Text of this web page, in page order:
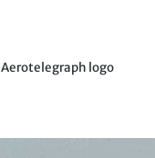
Aerotelegraph logo